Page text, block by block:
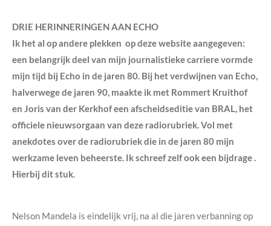
DRIE HERINNERINGEN AAN ECHO
Ik het al op andere plekken op deze website aangegeven:
een belangrijk deel van mijn journalistiekecarriere vormde
mijn tijd bij Echo in de jaren 80. Bij het verdwijnen van Echo,
halverwege de jaren 90, maakte ik met Rommert Kruithof
en Joris van der Kerkhof een afscheidseditie van BRAL, het
officiele nieuwsorgaan van deze radiorubriek. Vol met
anekdotes over de radiorubriek die in de jaren 80 mijn
werkzame leven beheerste. Ik schreef zelf ook een bijdrage .
Hierbij dit stuk.
Nelson Mandela is eindelijk vrij, na al die jaren verbanning op